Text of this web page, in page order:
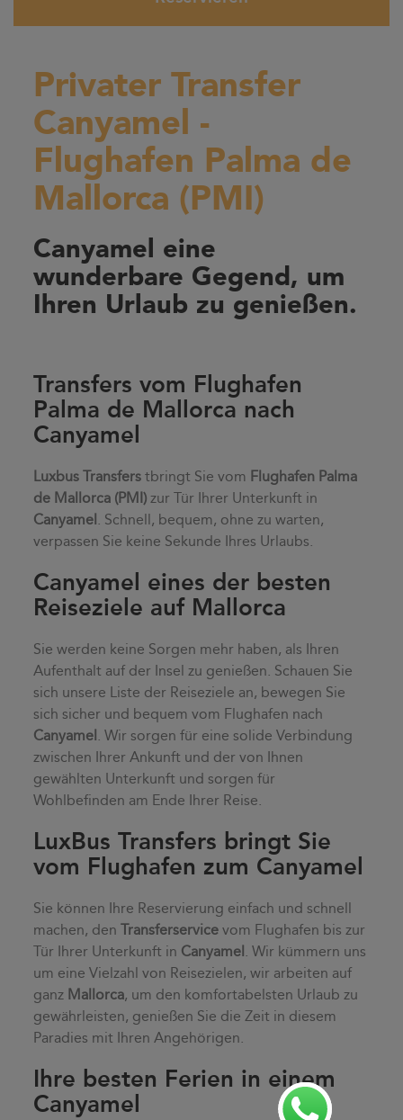
Privater Transfer
Canyamel -
Flughafen Palma de
Mallorca (PMI)
Canyamel eine
wunderbare Gegend, um
Ihren Urlaub zu genießen.
Transfers vom Flughafen
Palma de Mallorca nach
Canyamel
Luxbus Transfers tbringt Sie vom Flughafen Palma
de Mallorca (PMI) zur Tür Ihrer Unterkunft in
Canyamel . Schnell, bequem, ohne zu warten,
verpassen Sie keine Sekunde Ihres Urlaubs.
Canyamel eines der besten
Reiseziele auf Mallorca
Sie werden keine Sorgen mehr haben, als Ihren
Aufenthalt auf der Insel zu genießen. Schauen Sie
sich unsere Liste der Reiseziele an, bewegen Sie
sich sicher und bequem vom Flughafen nach
Canyamel . Wir sorgen für eine solide Verbindung
zwischen Ihrer Ankunft und der von Ihnen
gewählten Unterkunft und sorgen für
Wohlbefinden am Ende Ihrer Reise.
LuxBus Transfers bringt Sie
vom Flughafen zum Canyamel
Sie können Ihre Reservierung einfach und schnell
machen, denTransferservice vom Flughafen bis zur
Tür Ihrer Unterkunft in Canyamel . Wir kümmern uns
um eine Vielzahl von Reisezielen, wir arbeiten auf
ganz Mallorca, um den komfortabelsten Urlaub zu
gewährleisten, genießen Sie die Zeit in diesem
Paradies mit Ihren Angehörigen.
Ihre besten Ferien in einem
Canyamel